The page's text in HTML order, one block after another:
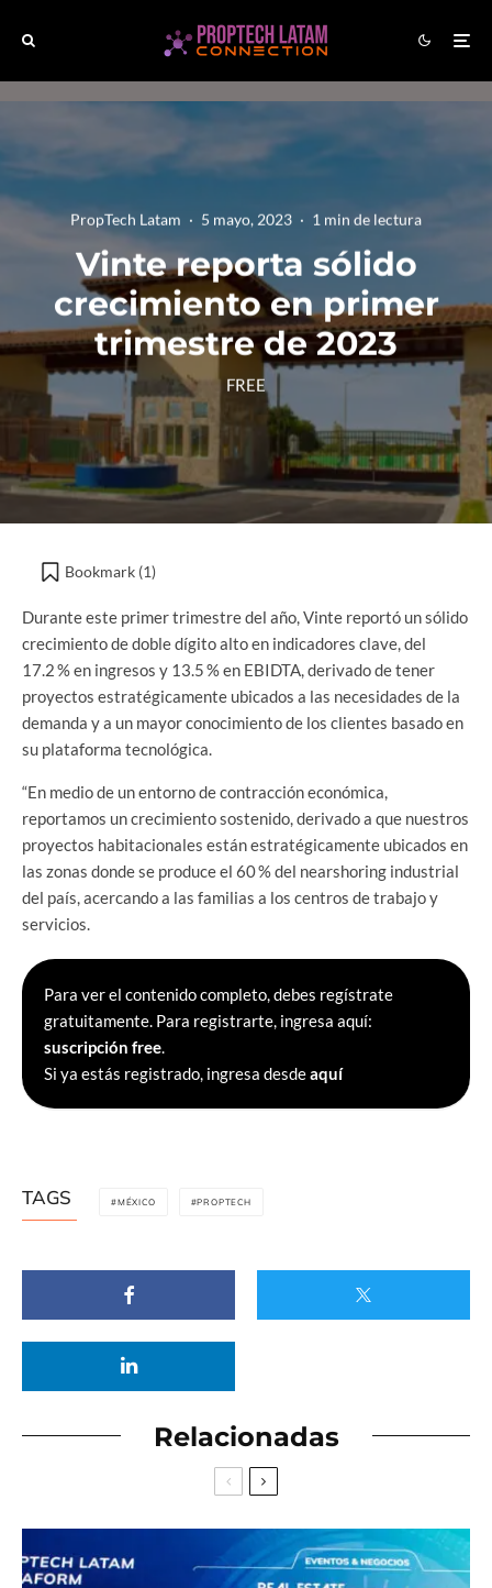
PropTech Latam · 5 mayo, 2023 · 1 min de lectura
Vinte reporta sólido
crecimiento en primer
trimestre de 2023
FREE
Bookmark (1)
Durante este primer trimestre del año, Vinte reportó un sólido
crecimiento de doble dígito alto en indicadores clave, del
17.2 % en ingresos y 13.5 % en EBIDTA, derivado de tener
proyectos estratégicamente ubicados a las necesidades de la
demanda y a un mayor conocimiento de los clientes basado en
su plataforma tecnológica.
“En medio de un entorno de contracción económica,
reportamos un crecimiento sostenido, derivado a que nuestros
proyectos habitacionales están estratégicamente ubicados en
las zonas donde se produce el 60 % del nearshoring industrial
del país, acercando a las familias a los centros de trabajo y
servicios.
Para ver el contenido completo, debes regístrate
gratuitamente. Para registrarte, ingresa aquí:
suscripción free.
Si ya estás registrado, ingresa desdeaquí
TAGS MÉXICO PROPTECH
Relacionadas